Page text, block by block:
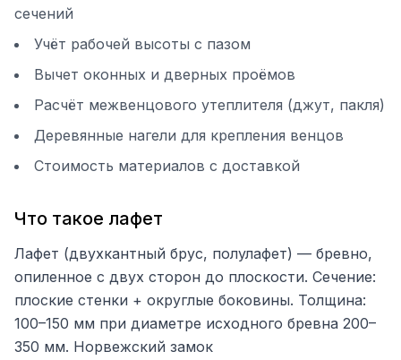
сечений
Учёт рабочей высоты с пазом
Вычет оконных и дверных проёмов
Расчёт межвенцового утеплителя (джут, пакля)
Деревянные нагели для крепления венцов
Стоимость материалов с доставкой
Что такое лафет
Лафет (двухкантный брус, полулафет) — бревно,
опиленное с двух сторон до плоскости. Сечение:
плоские стенки + округлые боковины. Толщина:
100–150 мм при диаметре исходного бревна 200–
350 мм. Норвежский замок